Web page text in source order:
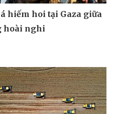
hiếm hoi tại Gaza giữa
hoài nghi